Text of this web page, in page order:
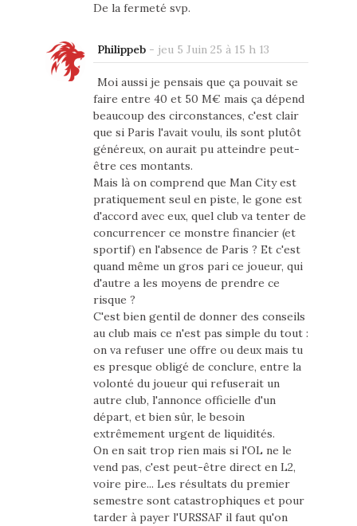
De la fermeté svp.
Philippeb- jeu 5 Juin 25 à 15 h 13
Moi aussi je pensais que ça pouvait se
faire entre 40 et 50 M€ mais ça dépend
beaucoup des circonstances, c'est clair
que si Paris l'avait voulu, ils sont plutôt
généreux, on aurait pu atteindre peut-
être ces montants.
Mais là on comprend que Man City est
pratiquement seul en piste, le gone est
d'accord avec eux, quel club va tenter de
concurrencer ce monstre financier (et
sportif) en l'absence de Paris ? Et c'est
quand même un gros pari ce joueur, qui
d'autre a les moyens de prendre ce
risque ?
C'est bien gentil de donner des conseils
au club mais ce n'est pas simple du tout :
on va refuser une offre ou deux mais tu
es presque obligé de conclure, entre la
volonté du joueur qui refuserait un
autre club, l'annonce officielle d'un
départ, et bien sûr, le besoin
extrêmement urgent de liquidités.
On en sait trop rien mais si l'OL ne le
vend pas, c'est peut-être direct en L2,
voire pire... Les résultats du premier
semestre sont catastrophiques et pour
tarder à payer l'URSSAF il faut qu'on